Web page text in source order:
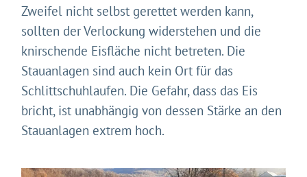
Zweifel nicht selbst gerettet werden kann,
sollten der Verlockung widerstehen und die
knirschende Eisfläche nicht betreten. Die
Stauanlagen sind auch kein Ort für das
Schlittschuhlaufen. Die Gefahr, dass das Eis
bricht, ist unabhängig von dessen Stärke an den
Stauanlagen extrem hoch.